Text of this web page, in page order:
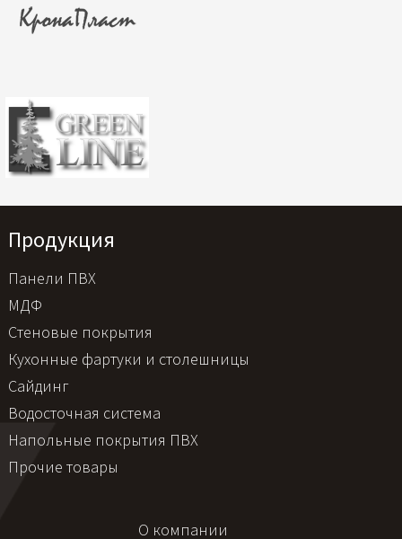
Продукция
Панели ПВХ
МДФ
Стеновые покрытия
Кухонные фартуки и столешницы
Сайдинг
Водосточная система
Напольные покрытия ПВХ
Прочие товары
О компании